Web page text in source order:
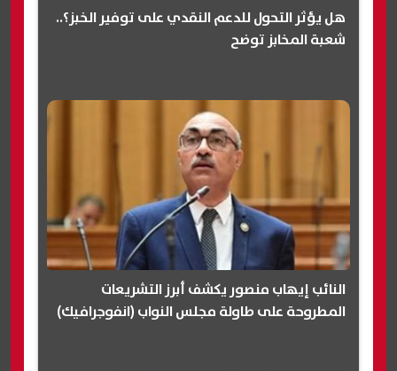
هل يؤثر التحول للدعم النقدي على توفير الخبز؟..
شعبة المخابز توضح
النائب إيهاب منصور يكشف أبرز التشريعات
المطروحة على طاولة مجلس النواب (انفوجرافيك)